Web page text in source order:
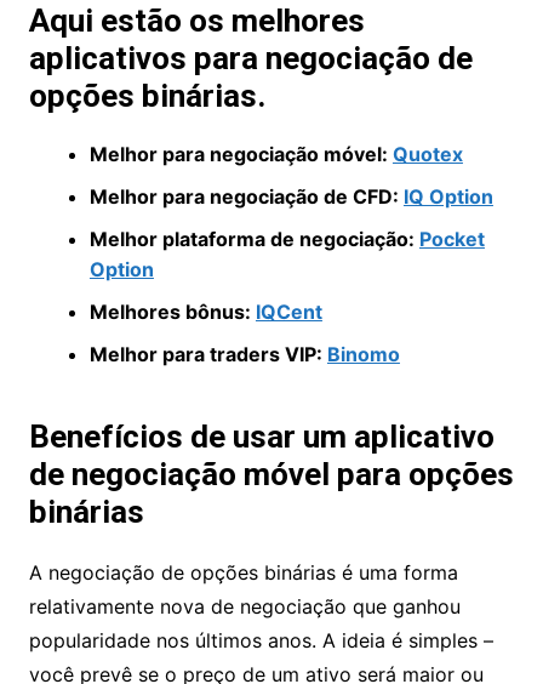
Aqui estão os melhores
aplicativos para negociação de
opções binárias.
Melhor para negociação móvel: Quotex
Melhor para negociação de CFD: IQ Option
Melhor plataforma de negociação: Pocket
Option
Melhores bônus: IQCent
Melhor para traders VIP: Binomo
Benefícios de usar um aplicativo
de negociação móvel para opções
binárias
A negociação de opções binárias é uma forma
relativamente nova de negociação que ganhou
popularidade nos últimos anos. A ideia é simples –
você prevê se o preço de um ativo será maior ou